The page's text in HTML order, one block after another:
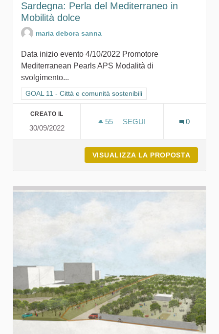
Sardegna: Perla del Mediterraneo in
Mobilità dolce
maria debora sanna
Data inizio evento 4/10/2022 Promotore
Mediterranean Pearls APS Modalità di
svolgimento...
Filtra i risultati per categoria: GOAL 11 - Città e comunità
GOAL 11 - Città e comunità sostenibili
CREATO IL
30/09/2022
55 55 SOSTENITORI
SEGUI
0
VISUALIZZA LA PROPOSTA